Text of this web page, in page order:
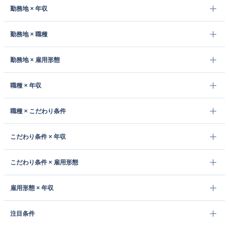
勤務地 × 年収
勤務地 × 職種
勤務地 × 雇用形態
職種 × 年収
職種 × こだわり条件
こだわり条件 × 年収
こだわり条件 × 雇用形態
雇用形態 × 年収
注目条件